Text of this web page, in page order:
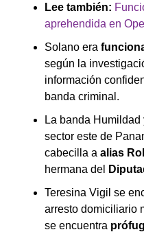
Lee también:
aprehendida en
Solano era
según la
información
banda criminal.
La banda Humildad
sector este de
cabecilla a alias
hermana del
Teresina Vigil se
arresto domiciliario
se encuentra